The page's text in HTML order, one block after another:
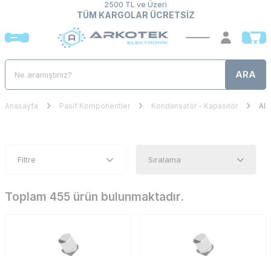
2500 TL ve Üzeri
TÜM KARGOLAR ÜCRETSİZ
ARA
Anasayfa Pasif Komponentler Kondansatör - Kapasitör
Filtre
Toplam 455 ürün bulunmaktadır.